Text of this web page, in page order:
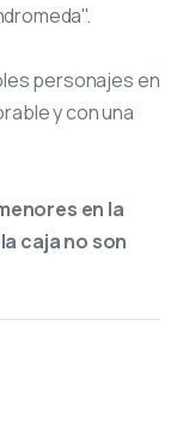
personajes en
y con una
en la
caja no son